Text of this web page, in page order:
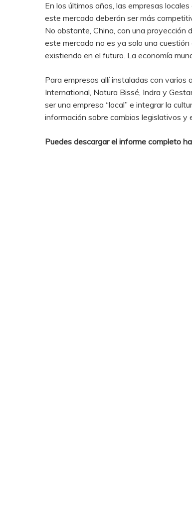
En los últimos años, las empresas
este mercado deberán ser más
No obstante, China, con una proyección
este mercado no es ya solo una
existiendo en el futuro. La economía
Para empresas allí instaladas con varios
International, Natura Bissé, Indra y
ser una empresa “local” e integrar la
información sobre cambios legislativos y
Puedes descargar el informe completo